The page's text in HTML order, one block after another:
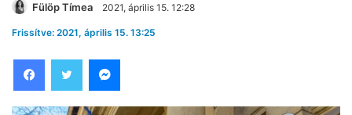
Fülöp Tímea 2021, április 15. 12:28
Frissítve: 2021, április 15. 13:25